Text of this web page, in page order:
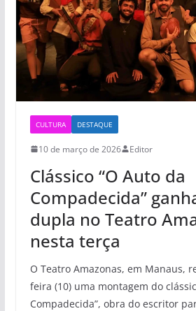
CULTURA DESTAQUE
10 de março de 2026 Editor
Clássico “O Auto da
Compadecida”
dupla no Teatro
nesta terça
O Teatro Amazonas, em Manaus,
feira (10) uma montagem do
Compadecida”, obra do escritor